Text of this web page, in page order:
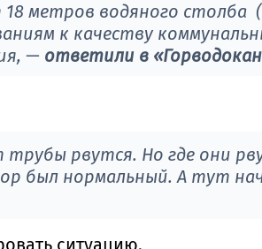
метров водяного столба
к качеству
— ответили в
рвутся. Но где они
был нормальный. А тут